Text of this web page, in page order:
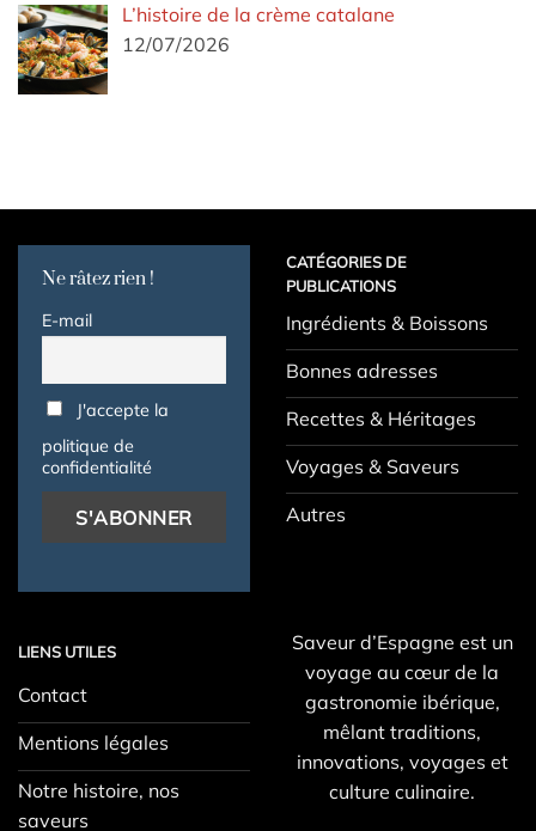
L’histoire de la crème catalane
12/07/2026
Ne râtez rien !
E-mail
J'accepte la
politique de
confidentialité
CATÉGORIES DE
PUBLICATIONS
Ingrédients & Boissons
Bonnes adresses
Recettes & Héritages
Voyages & Saveurs
Autres
LIENS UTILES
Contact
Mentions légales
Notre histoire, nos
saveurs
Saveur d’Espagne est un
voyage au cœur de la
gastronomie ibérique,
mêlant traditions,
innovations, voyages et
culture culinaire.